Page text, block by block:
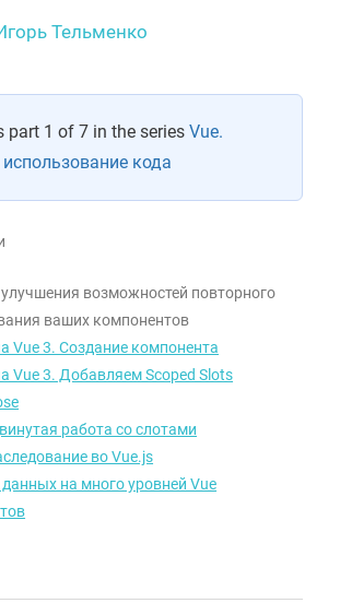
Тельменко
part 1 of 7 in the series Vue.
кода
возможностей повторного
ваших компонентов
Vue 3. Создание компонента
Vue 3. Добавляем Scoped Slots
работа со слотами
во Vue.js
на много уровней Vue